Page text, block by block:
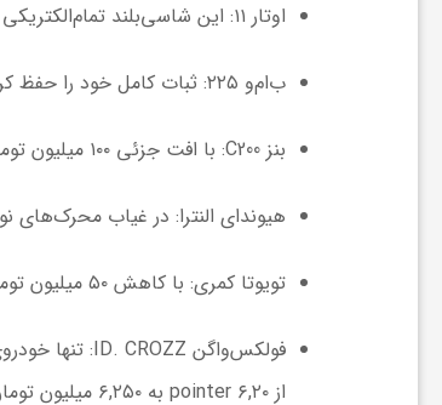
اوتار ۱۱: این شاسی‌بلند
ب‌ام‌و ۲۲۵: ثبات کامل خود را حفظ
بنز C200: با افت جزئی ۱۰۰ میلیون تومانی (۰.۶۲ درصد کاهش)، از ۱۶,۱۰۰ به
هیوندای النترا:در غیاب محرک‌های
تویوتا کمری:با کاهش ۵۰ میلیون تومانی (۰.۳۴ درصد)، از ۱۴,۷۰۰ به
فولکس‌واگن ID. CROZZ:
از ۶,۲۰ pointer به
۶,۲۵۰ میلیون